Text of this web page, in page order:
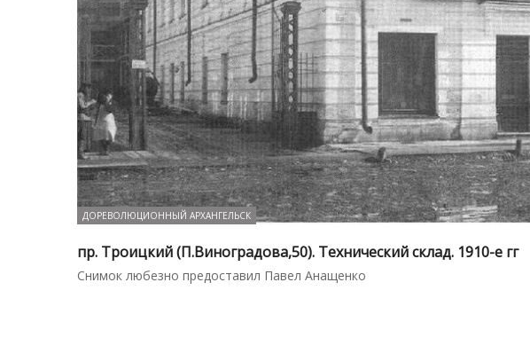
ДОРЕВОЛЮЦИОННЫЙ АРХАНГЕЛЬСК
пр. Троицкий (П.Виноградова,50). Технический склад. 1910-е гг
Снимок любезно предоставил Павел Анащенко